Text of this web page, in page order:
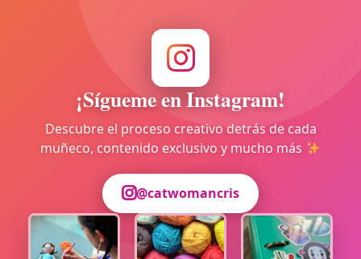
¡Sígueme en Instagram!
Descubre el proceso creativo detrás de cada
muñeco, contenido exclusivo y mucho más
@catwomancris